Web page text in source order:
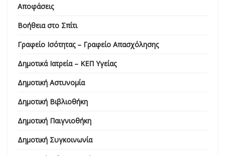
Αποφάσεις
Βοήθεια στο Σπίτι
Γραφείο Ισότητας – Γραφείο Απασχόλησης
Δημοτικά Ιατρεία – ΚΕΠ Υγείας
Δημοτική Αστυνομία
Δημοτική Βιβλιοθήκη
Δημοτική Παιγνιοθήκη
Δημοτική Συγκοινωνία